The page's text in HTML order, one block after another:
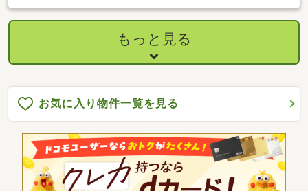
もっと見る
お気に入り物件一覧を見る